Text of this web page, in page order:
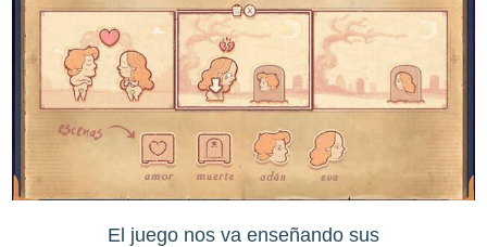
El juego nos va enseñando sus